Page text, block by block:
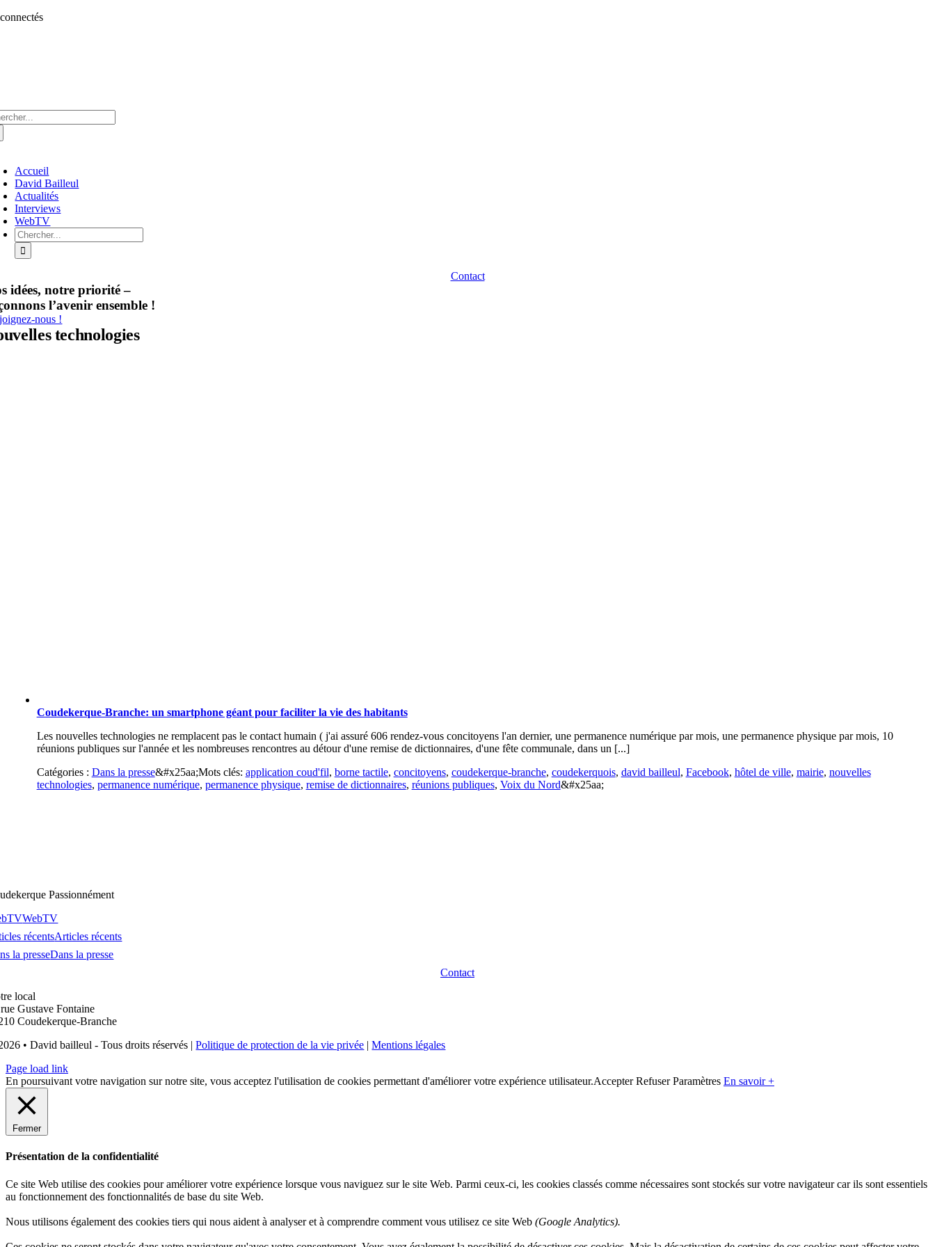
Aller
Accueil
David Bailleul
Actualités
Interviews
WebTV
Rechercher:
Contact
idées, notre priorité –
l’avenir ensemble !
nous !
technologies
Coudekerque-Branche: un smartphone géant pour faciliter la vie des habitants
Les nouvelles technologies ne remplacent pas le contact humain ( j'ai assuré 606 rendez-vous concitoyens l'an dernier, une permanence numérique par mois, une permanence physique par mois, 10
réunions publiques sur l'année et les nombreuses rencontres au détour d'une remise de dictionnaires, d'une fête communale, dans un [...]
Catégories : Dans la presse&#x25aa;Mots clés: application coud'fil, borne tactile, concitoyens, coudekerque-branche, coudekerquois, david bailleul, Facebook, hôtel de ville, mairie, nouvelles
technologies, permanence numérique, permanence physique, remise de dictionnaires, réunions publiques, Voix du Nord&#x25aa;
Passionnément
WebTV
récentsArticles récents
la presseDans la presse
Contact
local
Gustave Fontaine
Coudekerque-Branche
• David bailleul - Tous droits réservés |Politique de protection de la vie privée |Mentions légales
Page load link
En poursuivant votre navigation sur notre site, vous acceptez l'utilisation de cookies permettant d'améliorer votre expérience utilisateur.Accepter Refuser Paramètres En savoir +
Fermer
Présentation de la confidentialité
Ce site Web utilise des cookies pour améliorer votre expérience lorsque vous naviguez sur le site Web. Parmi ceux-ci, les cookies classés comme nécessaires sont stockés sur votre navigateur car ils sont essentiels
au fonctionnement des fonctionnalités de base du site Web.
Nous utilisons également des cookies tiers qui nous aident à analyser et à comprendre comment vous utilisez ce site Web (Google Analytics).